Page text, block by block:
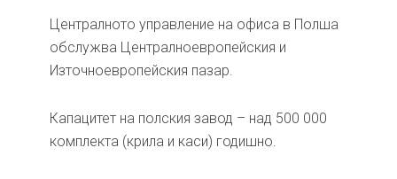
Централното управление на офиса в Полша
обслужва Централноевропейския и
Източноевропейския пазар.
Капацитет на полския завод – над 500 000
комплекта (крила и каси) годишно.